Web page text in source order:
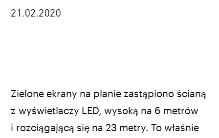
21.02.2020
źródło: materiały promocyjne
Zielone ekrany na planie zastąpiono ścianą
z wyświetlaczy LED, wysoką na 6 metrów
i rozciągającą się na 23 metry. To właśnie